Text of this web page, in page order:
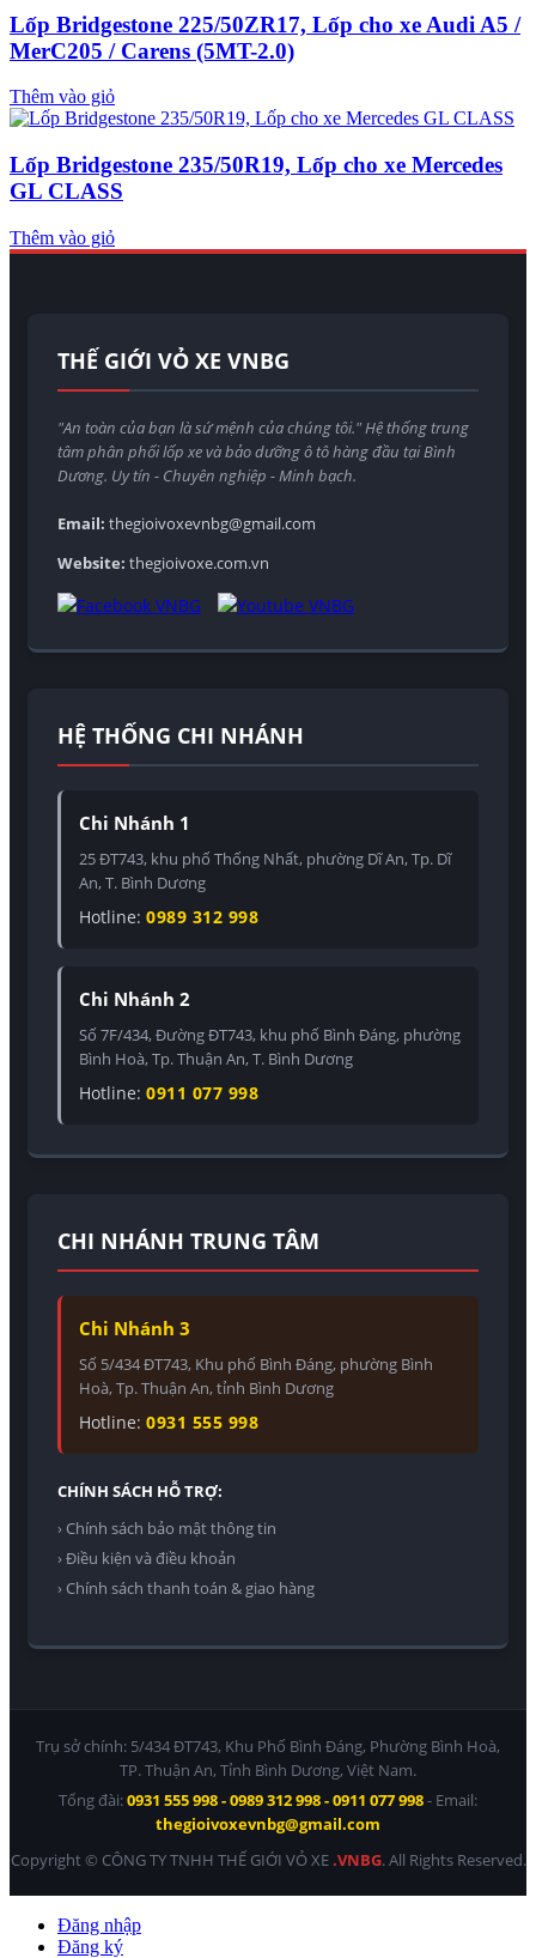
Lốp Bridgestone 225/50ZR17, Lốp cho xe Audi A5 /
MerC205 / Carens (5MT-2.0)
Thêm vào giỏ
Lốp Bridgestone 235/50R19, Lốp cho xe Mercedes
GL CLASS
Thêm vào giỏ
THẾ GIỚI VỎ XE VNBG
"An toàn của bạn là sứ mệnh của chúng tôi." Hệ thống trung
tâm phân phối lốp xe và bảo dưỡng ô tô hàng đầu tại Bình
Dương. Uy tín - Chuyên nghiệp - Minh bạch.
Email: thegioivoxevnbg@gmail.com
Website: thegioivoxe.com.vn
HỆ THỐNG CHI NHÁNH
Chi Nhánh 1
25 ĐT743, khu phố Thống Nhất, phường Dĩ An, Tp. Dĩ
An, T. Bình Dương
Hotline: 0989 312 998
Chi Nhánh 2
Số 7F/434, Đường ĐT743, khu phố Bình Đáng, phường
Bình Hoà, Tp. Thuận An, T. Bình Dương
Hotline: 0911 077 998
CHI NHÁNH TRUNG TÂM
Chi Nhánh 3
Số 5/434 ĐT743, Khu phố Bình Đáng, phường Bình
Hoà, Tp. Thuận An, tỉnh Bình Dương
Hotline: 0931 555 998
CHÍNH SÁCH HỖ TRỢ:
› Chính sách bảo mật thông tin
› Điều kiện và điều khoản
› Chính sách thanh toán & giao hàng
Trụ sở chính: 5/434 ĐT743, Khu Phố Bình Đáng, Phường Bình Hoà,
TP. Thuận An, Tỉnh Bình Dương, Việt Nam.
Tổng đài:0931 555 998 - 0989 312 998 - 0911 077 998- Email:
thegioivoxevnbg@gmail.com
Copyright © CÔNG TY TNHH THẾ GIỚI VỎ XE.VNBG. All Rights Reserved.
Đăng nhập
Đăng ký